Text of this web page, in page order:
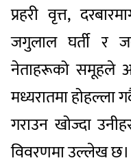
प्रहरी वृत्त,
जगुलाल घर्ती र
नेताहरूको समूहले
मध्यरातमा होहल्ला
गराउन खोज्दा
विवरणमा उल्लेख छ।